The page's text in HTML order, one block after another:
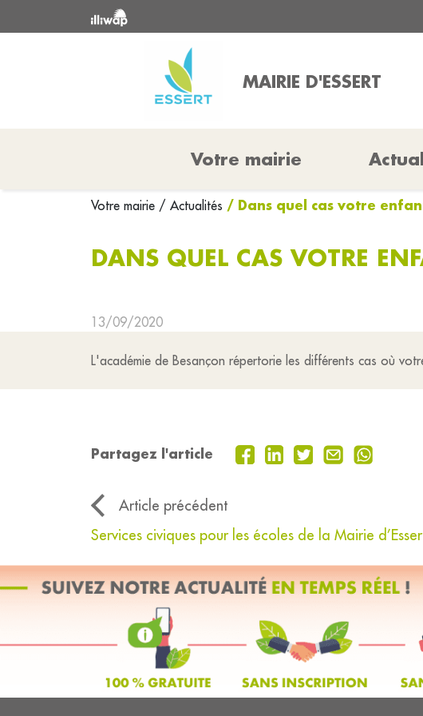
MAIRIE D'ESSERT
Votre mairie
Votre mairie / Actualités / Dans quel cas votre
DANS QUEL CAS VOTRE
13/09/2020
L'académie de Besançon répertorie les différents cas où
Partagez l'article
Article précédent
Services civiques pour les écoles de la Mairie